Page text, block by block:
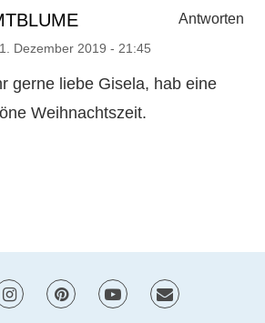
Dezember 2019 - 21:45
gerne liebe Gisela, hab eine
Weihnachtszeit.
Antworten